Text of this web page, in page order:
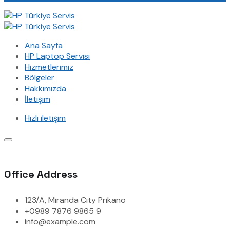
Ana Sayfa
HP Laptop Servisi
Hizmetlerimiz
Bölgeler
Hakkımızda
İletişim
Hızlı iletişim
Office Address
123/A, Miranda City Prikano
+0989 7876 9865 9
info@example.com